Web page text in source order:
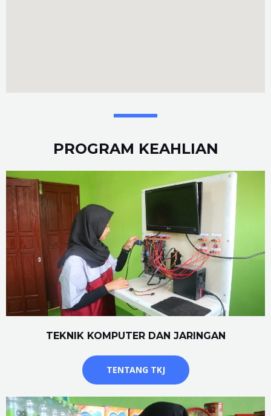
PROGRAM KEAHLIAN
TEKNIK KOMPUTER DAN JARINGAN
TENTANG TKJ